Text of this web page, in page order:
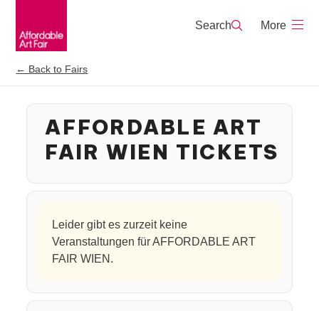
content
Search
← Back to Fairs
AFFORDABLE ART
FAIR WIEN TICKETS
Leider gibt es zurzeit keine
Veranstaltungen für AFFORDABLE ART
FAIR WIEN.